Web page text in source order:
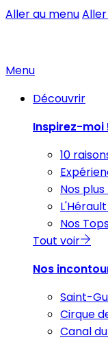
Aller au menu
Menu
Découvrir
Inspirez-moi
10
Nos
Nos
Tout voir
Nos
Saint-
Cirque
Canal